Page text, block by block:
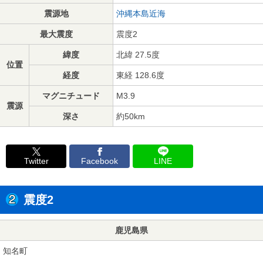
震源地 沖縄本島近海
最大震度 震度2
位置
緯度 北緯 27.5度
経度 東経 128.6度
震源
マグニチュード M3.9
深さ 約50km
Twitter Facebook LINE
震度2
鹿児島県
知名町